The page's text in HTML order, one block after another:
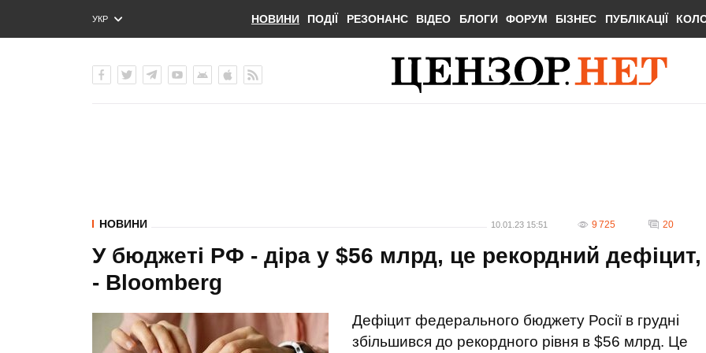
УКР
ENG
НОВИНИ ПОДІЇ РЕЗОНАНС ВІДЕО БЛОГИ ФОРУМ БІЗНЕС ПУБЛІКАЦІЇ
НОВИНИ 10.01.23 15:51 9 725 20
У бюджеті РФ - діра у $56 млрд, це рекордний дефіцит,
- Bloomberg
Дефіцит федерального бюджету Росії в грудні
збільшився до рекордного рівня в $56 млрд. Це